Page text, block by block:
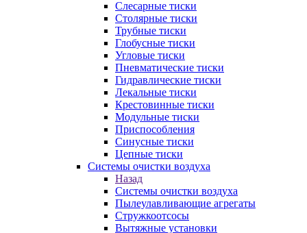
Слесарные тиски
Столярные тиски
Трубные тиски
Глобусные тиски
Угловые тиски
Пневматические тиски
Гидравлические тиски
Лекальные тиски
Крестовинные тиски
Модульные тиски
Приспособления
Синусные тиски
Цепные тиски
Системы очистки воздуха
Назад
Системы очистки воздуха
Пылеулавливающие агрегаты
Стружкоотсосы
Вытяжные установки